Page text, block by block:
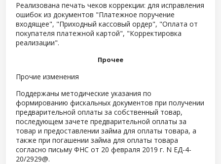
Реализована печать чеков коррекции: для исправления
ошибок из документов "Платежное поручение
входящее", "Приходный кассовый ордер", "Оплата от
покупателя платежной картой", "Корректировка
реализации".
Прочее
Прочие изменения
Поддержаны методические указания по
формированию фискальных документов при получении
предварительной оплаты за собственный товар,
последующем зачете предварительной оплаты за
товар и предоставлении займа для оплаты товара, а
также при погашении займа для оплаты товара
согласно письму ФНС от 20 февраля 2019 г. N ЕД-4-
20/2929@.